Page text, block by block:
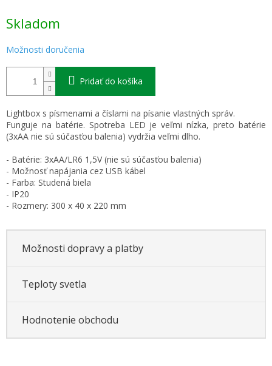
cena:
Skladom
Možnosti doručenia
Pridať do košíka
Lightbox s písmenami a číslami na písanie vlastných správ.
Funguje na batérie. Spotreba LED je veľmi nízka, preto batérie
(3xAA nie sú súčasťou balenia) vydržia veľmi dlho.
- Batérie: 3xAA/LR6 1,5V (nie sú súčasťou balenia)
- Možnosť napájania cez USB kábel
- Farba: Studená biela
- IP20
- Rozmery: 300 x 40 x 220 mm
Možnosti dopravy a platby
Teploty svetla
Hodnotenie obchodu